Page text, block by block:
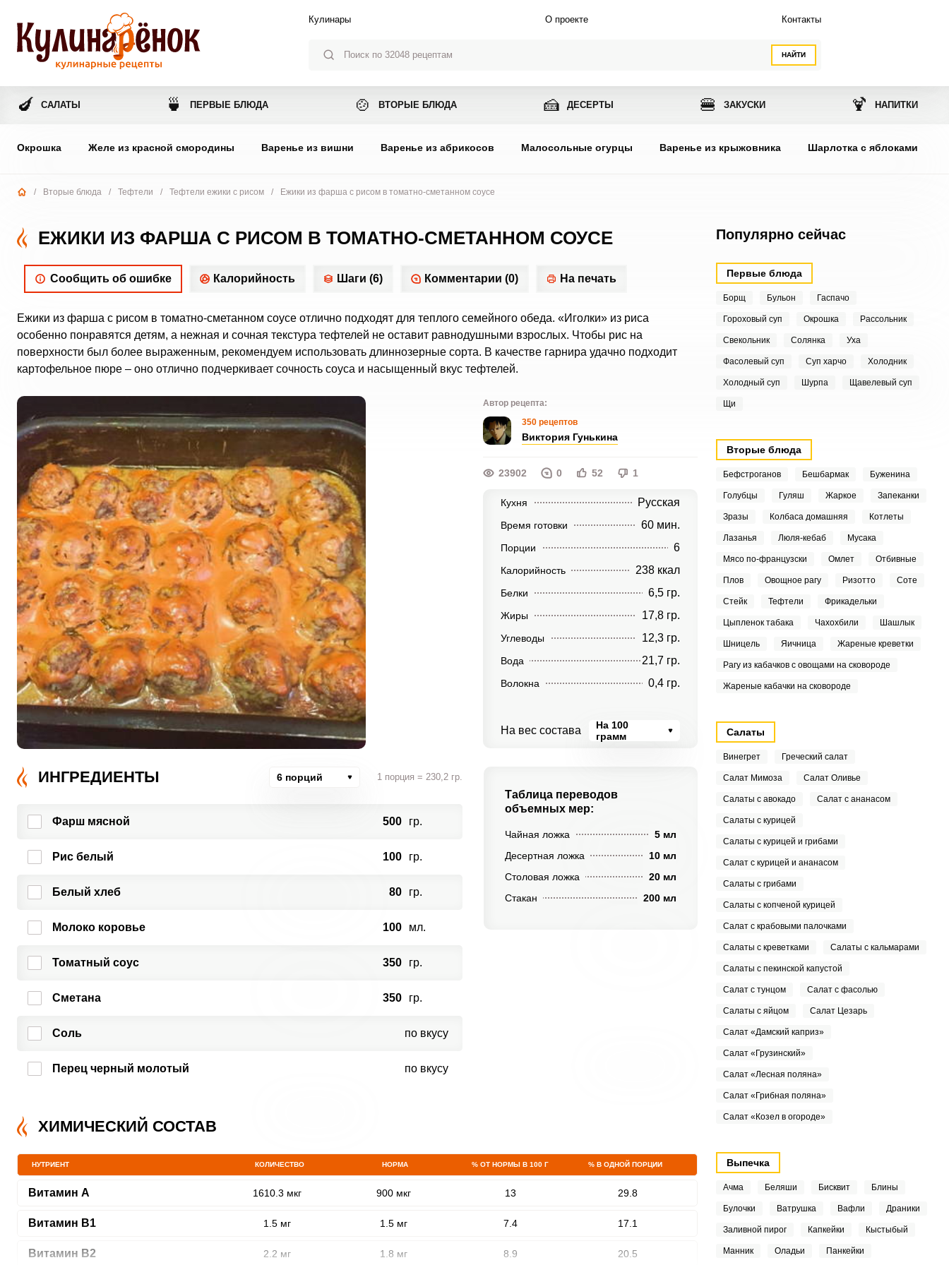
НАЙТИ
Кулинары О проекте Контакты
🍆 САЛАТЫ 🍵 ПЕРВЫЕ БЛЮДА 🍲 ВТОРЫЕ БЛЮДА 🍰 ДЕСЕРТЫ 🍔 ЗАКУСКИ 🍹 НАПИТКИ
Окрошка Желе из красной смородины Варенье из вишни Варенье из абрикосов Малосольные огурцы Варенье из крыжовника Шарлотка с яблоками
/ Вторые блюда / Тефтели / Тефтели ежики с рисом / Ежики из фарша с рисом в томатно-сметанном соусе
ЕЖИКИ ИЗ ФАРША С РИСОМ В ТОМАТНО-СМЕТАННОМ СОУСЕ
Сообщить об ошибке Калорийность Шаги (6) Комментарии (0) На печать
Ежики из фарша с рисом в томатно-сметанном соусе отлично подходят для теплого семейного обеда. «Иголки» из риса
особенно понравятся детям, а нежная и сочная текстура тефтелей не оставит равнодушными взрослых. Чтобы рис на
поверхности был более выраженным, рекомендуем использовать длиннозерные сорта. В качестве гарнира удачно подходит
картофельное пюре – оно отлично подчеркивает сочность соуса и насыщенный вкус тефтелей.
Автор рецепта:
350 рецептов
Виктория Гунькина
23902 0 52 1
Кухня Русская
Время готовки 60 мин.
Порции 6
Калорийность 238 ккал
Белки 6,5 гр.
Жиры 17,8 гр.
Углеводы 12,3 гр.
Вода 21,7 гр.
Волокна 0,4 гр.
На вес состава
На 100
грамм
ИНГРЕДИЕНТЫ 6 порций 1 порция = 230,2 гр.
Фарш мясной 500 гр.
Рис белый 100 гр.
Белый хлеб 80 гр.
Молоко коровье 100 мл.
Томатный соус 350 гр.
Сметана 350 гр.
Соль по вкусу
Перец черный молотый по вкусу
Таблица переводов
объемных мер:
Чайная ложка
5 мл
Десертная ложка
10 мл
Столовая ложка
20 мл
Стакан
200 мл
ХИМИЧЕСКИЙ СОСТАВ
НУТРИЕНТ КОЛИЧЕСТВО НОРМА % ОТ НОРМЫ В 100 Г % В ОДНОЙ ПОРЦИИ
Витамин A 1610.3 мкг 900 мкг 13 29.8
Витамин В1 1.5 мг 1.5 мг 7.4 17.1
Витамин В2 2.2 мг 1.8 мг 8.9 20.5
Популярно сейчас
Первые блюда
Борщ Бульон Гаспачо
Гороховый суп Окрошка Рассольник
Свекольник Солянка Уха
Фасолевый суп Суп харчо Холодник
Холодный суп Шурпа Щавелевый суп
Щи
Вторые блюда
Бефстроганов Бешбармак Буженина
Голубцы Гуляш Жаркое Запеканки
Зразы Колбаса домашняя Котлеты
Лазанья Люля-кебаб Мусака
Мясо по-французски Омлет Отбивные
Плов Овощное рагу Ризотто Соте
Стейк Тефтели Фрикадельки
Цыпленок табака Чахохбили Шашлык
Шницель Яичница Жареные креветки
Рагу из кабачков с овощами на сковороде
Жареные кабачки на сковороде
Салаты
Винегрет Греческий салат
Салат Мимоза Салат Оливье
Салаты с авокадо Салат с ананасом
Салаты с курицей
Салаты с курицей и грибами
Салат с курицей и ананасом
Салаты с грибами
Салаты с копченой курицей
Салат с крабовыми палочками
Салаты с креветками Салаты с кальмарами
Салаты с пекинской капустой
Салат с тунцом Салат с фасолью
Салаты с яйцом Салат Цезарь
Салат «Дамский каприз»
Салат «Грузинский»
Салат «Лесная поляна»
Салат «Грибная поляна»
Салат «Козел в огороде»
Выпечка
Ачма Беляши Бисквит Блины
Булочки Ватрушка Вафли Драники
Заливной пирог Капкейки Кыстыбый
Манник Оладьи Панкейки